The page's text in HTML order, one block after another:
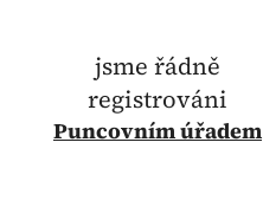
jsme řádně
registrováni
Puncovním úřadem